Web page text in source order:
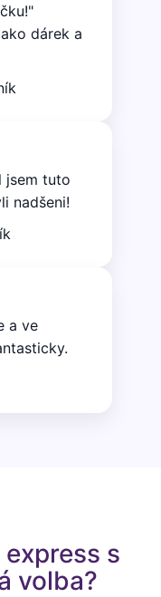
dárek a
jsem tuto
nadšeni!
a ve
s
volba?